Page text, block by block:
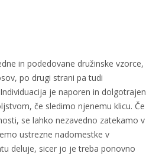
in podedovane družinske vzorce,
po drugi strani pa tudi
je naporen in dolgotrajen
če sledimo njenemu klicu. Če
se lahko nezavedno zatekamo v
ustrezne nadomestke v
deluje, sicer jo je treba ponovno